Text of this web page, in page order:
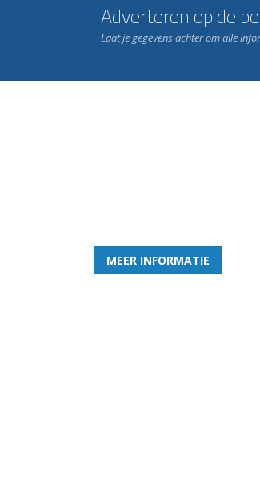
Adverteren op de
Laat je gegevens achter om alle
MEER INFORMATIE